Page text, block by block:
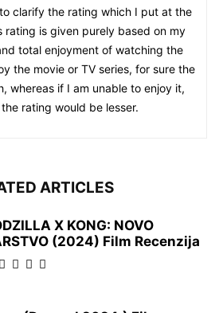
clarify the rating which I put at the
rating is given purely based on my
total enjoyment of watching the
the movie or TV series, for sure the
whereas if I am unable to enjoy it,
rating would be lesser.
ARTICLES
X KONG: NOVO
(2024) Film Recenzija